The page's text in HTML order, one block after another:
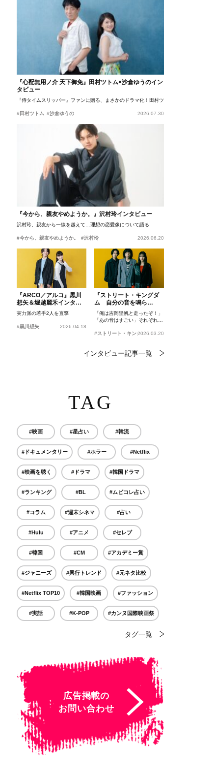
『心配無用ノ介 天下御免』田村ツトム×沙倉ゆうのイン
タビュー
『侍タイムスリッパー』ファンに贈る、まさかのドラマ化！田村ツトム×沙倉ゆうのが語
#田村ツトム #沙倉ゆうの 2026.07.30
『今から、親友やめようか。』沢村玲インタビュー
沢村玲、親友から一線を越えて…理想の恋愛像について語る
#今から、親友やめようか。 #沢村玲 2026.06.20
『ARCO／アルコ』黒川
想矢＆堀越麗禾インタビ
ュー
実力派の若手2人を直撃
#黒川想矢 2026.04.18
『ストリート・キングダ
ム 自分の音を鳴ら
せ。』峯田和伸、若葉竜
也、吉岡里帆インタビュ
ー
「俺は吉岡里帆と走ったぞ！」
「あの音はすごい」それぞれの
#ストリート・キングダム 自分の音を鳴らせ。
2026.03.20
インタビュー記事一覧
TAG
#映画 #星占い #韓流
#ドキュメンタリー #ホラー #Netflix
#映画を聴く #ドラマ #韓国ドラマ
#ランキング #BL #ムビコレ占い
#コラム #週末シネマ #占い
#Hulu #アニメ #セレブ
#韓国 #CM #アカデミー賞
#ジャニーズ #興行トレンド #元ネタ比較
#Netflix TOP10 #韓国映画 #ファッション
#実話 #K-POP #カンヌ国際映画祭
タグ一覧
広告掲載の
お問い合わせ